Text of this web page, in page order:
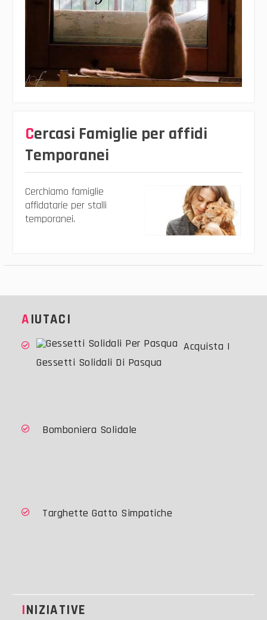
Cercasi Famiglie per affidi
Temporanei
Cerchiamo famiglie
affidatarie per stalli
temporanei.
AIUTACI
Acquista I
Gessetti Solidali Di Pasqua
Bomboniera Solidale
Targhette Gatto Simpatiche
INIZIATIVE